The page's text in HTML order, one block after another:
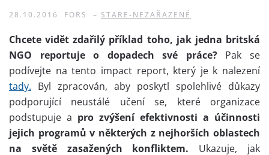
28.10.2016 FORS – STARE-NEZAŘAZENÉ
Chcete vidět zdařilý příklad toho, jak jedna britská
NGO reportuje o dopadech své práce?Pak se
podívejte na tento impact report, který je k nalezení
tady. Byl zpracován, aby poskytl spolehlivé důkazy
podporující neustálé učení se, které organizace
podstupuje a pro zvýšení efektivnosti a účinnosti
jejich programů v některých z nejhorších oblastech
na světě zasažených konfliktem. Ukazuje, jak